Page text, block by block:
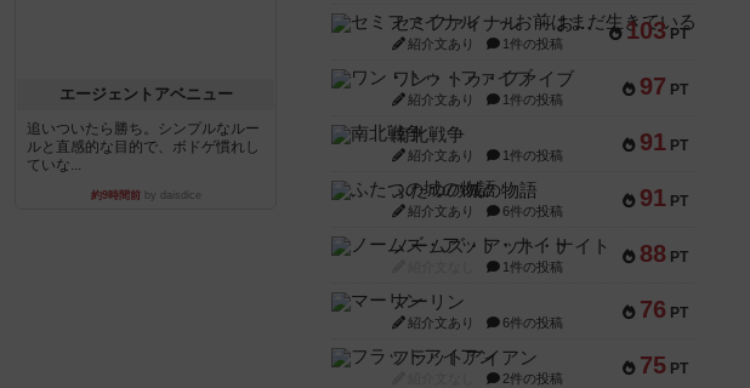
エージェントアベニュー
追いついたら勝ち。シンプルなルー
ルと直感的な目的で、ボドゲ慣れし
ていな...
約9時間前by daisdice
103 PT
セミファイナル ～お前はまだ生きている～
紹介文あり 1件の投稿
97 PT
ワン・トゥ・ファイブ
紹介文あり 1件の投稿
91 PT
南北戦争
紹介文あり 1件の投稿
91 PT
ふたつの城の物語
紹介文あり 6件の投稿
88 PT
ノームズ・アット・ナイト
1件の投稿
76 PT
マーリン
紹介文あり 6件の投稿
75 PT
フラットアイアン
2件の投稿